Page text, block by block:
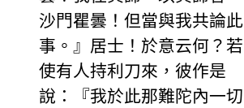
沙門瞿曇！但當與我共論此
事。』居士！於意云何？若
使有人持利刀來，彼作是
說：『我於此那難陀內一切